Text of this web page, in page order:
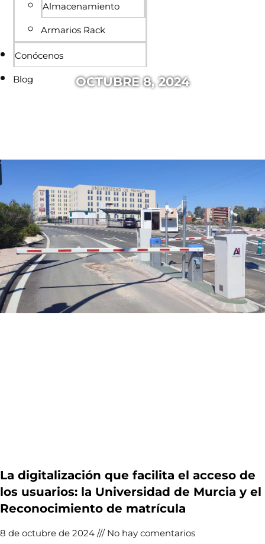
Almacenamiento
Armarios Rack
Conócenos
Blog OCTUBRE 8, 2024
La digitalización que facilita el acceso de
los usuarios: la Universidad de Murcia y el
Reconocimiento de matrícula
8 de octubre de 2024 No hay comentarios